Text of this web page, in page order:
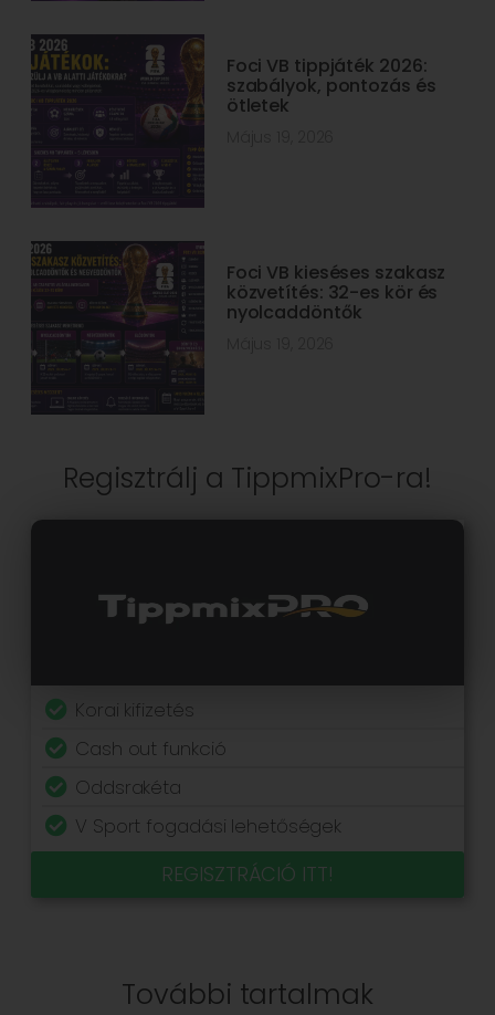
Foci VB tippjáték 2026:
szabályok, pontozás és
ötletek
Foci VB kieséses szakasz
közvetítés: 32-es kör és
nyolcaddöntők
Regisztrálj a TippmixPro-ra!
Korai kifizetés
Cash out funkció
Oddsrakéta
V Sport fogadási lehetőségek
REGISZTRÁCIÓ ITT!
További tartalmak